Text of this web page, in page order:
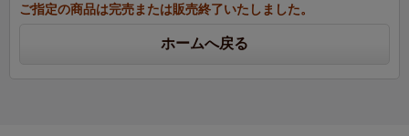
ご指定の商品は完売または販売終了いたしました。